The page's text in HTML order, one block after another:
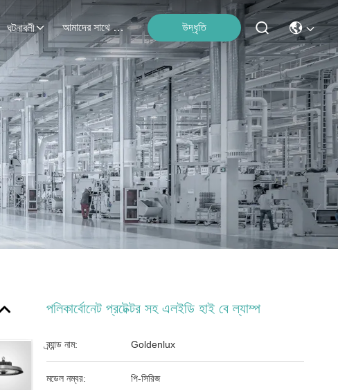
ঘটনাবলী আমাদের সাথে যোগাযোগ উদ্ধৃতি
পলিকার্বোনেট প্রটেক্টর সহ এলইডি হাই বে ল্যাম্প
ব্র্যান্ড নাম: Goldenlux
মডেল নম্বর: পি-সিরিজ